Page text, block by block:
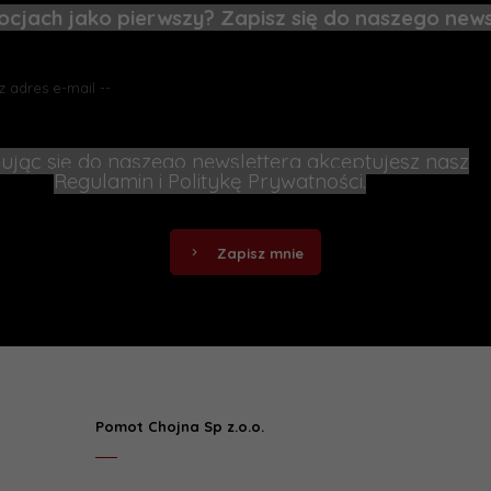
jako pierwszy? Zapisz się do naszego
się do naszego newslettera akceptujesz nasz
Regulamin i Politykę Prywatności.
Zapisz mnie
Pomot Chojna Sp z.o.o.